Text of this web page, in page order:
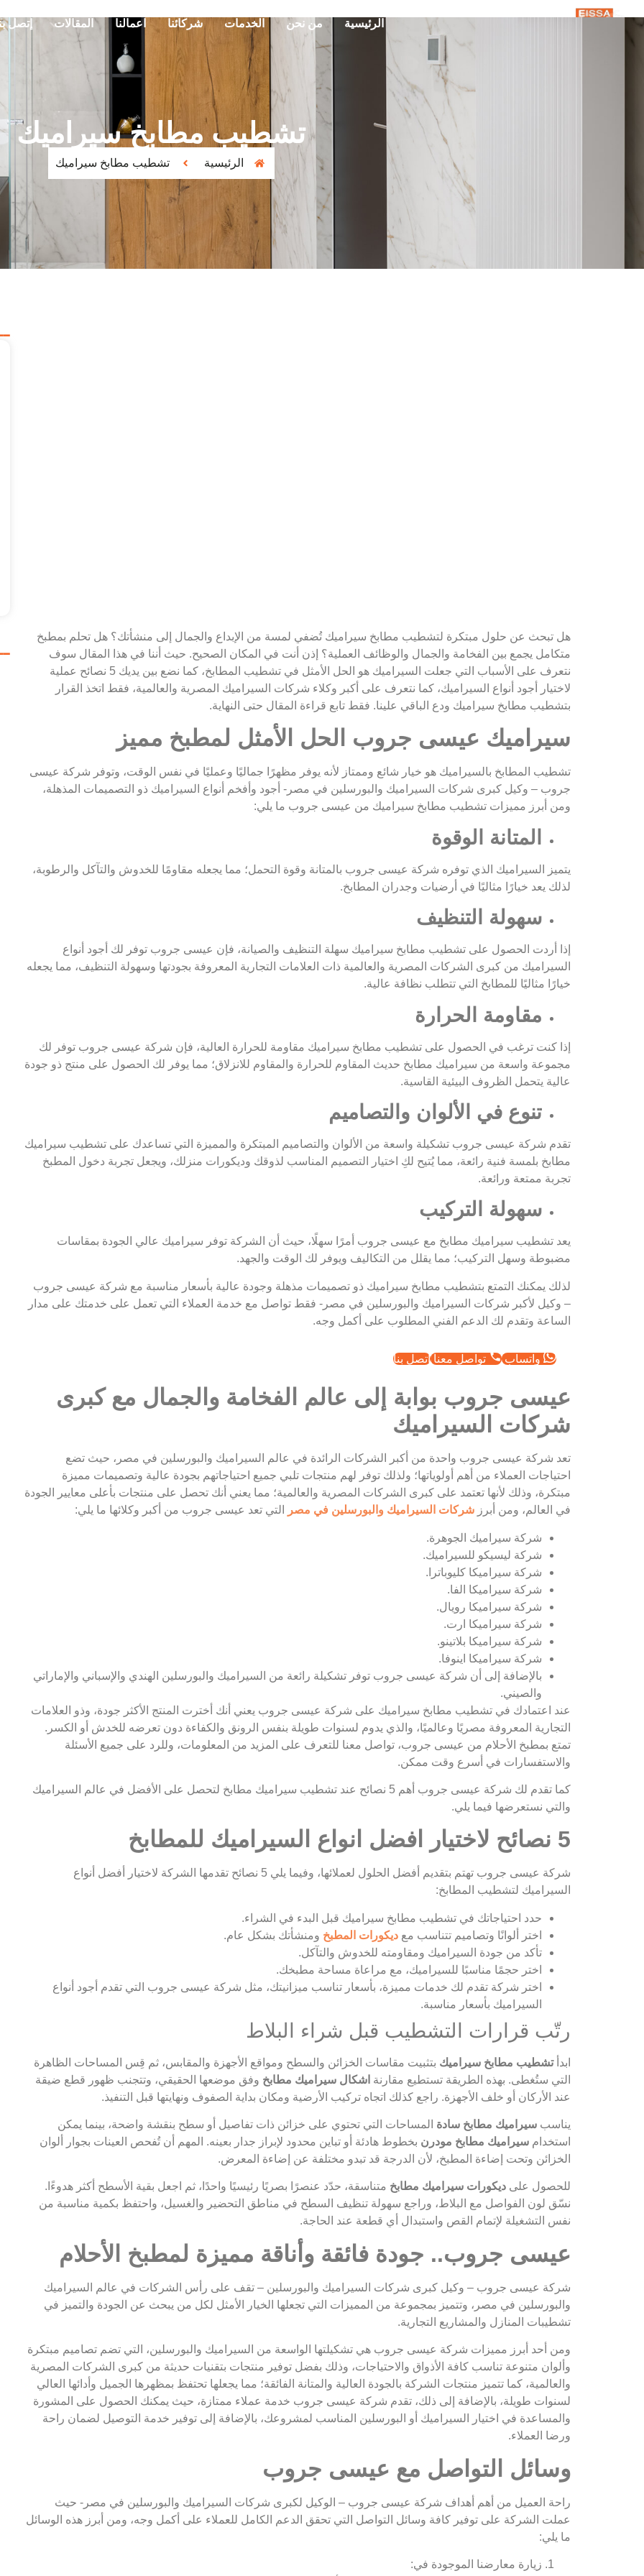
الرئيسية من نحن الخدمات شركائنا اعمالنا المقالات إتصل
تشطيب مطابخ سيراميك
الرئيسية تشطيب مطابخ سيراميك
هل تبحث عن حلول مبتكرة لتشطيب مطابخ سيراميك تُضفي لمسة من الإبداع والجمال إلى منشأتك؟ هل تحلم بمطبخ
متكامل يجمع بين الفخامة والجمال والوظائف العملية؟ إذن أنت في المكان الصحيح. حيث أننا في هذا المقال سوف
نتعرف على الأسباب التي جعلت السيراميك هو الحل الأمثل في تشطيب المطابخ، كما نضع بين يديك 5 نصائح عملية
لاختيار أجود أنواع السيراميك، كما نتعرف على أكبر وكلاء شركات السيراميك المصرية والعالمية، فقط اتخذ القرار
بتشطيب مطابخ سيراميك ودع الباقي علينا. فقط تابع قراءة المقال حتى النهاية.
سيراميك عيسى جروب الحل الأمثل لمطبخ مميز
تشطيب المطابخ بالسيراميك هو خيار شائع وممتاز لأنه يوفر مظهرًا جماليًا وعمليًا في نفس الوقت، وتوفر شركة عيسى
جروب – وكيل كبرى شركات السيراميك والبورسلين في مصر- أجود وأفخم أنواع السيراميك ذو التصميمات المذهلة،
ومن أبرز مميزات تشطيب مطابخ سيراميك من عيسى جروب ما يلي:
المتانة الوقوة
يتميز السيراميك الذي توفره شركة عيسى جروب بالمتانة وقوة التحمل؛ مما يجعله مقاومًا للخدوش والتآكل والرطوبة،
لذلك يعد خيارًا مثاليًا في أرضيات وجدران المطابخ.
سهولة التنظيف
إذا أردت الحصول على تشطيب مطابخ سيراميك سهلة التنظيف والصيانة، فإن عيسى جروب توفر لك أجود أنواع
السيراميك من كبرى الشركات المصرية والعالمية ذات العلامات التجارية المعروفة بجودتها وسهولة التنظيف، مما يجعله
خيارًا مثاليًا للمطابخ التي تتطلب نظافة عالية.
مقاومة الحرارة
إذا كنت ترغب في الحصول على تشطيب مطابخ سيراميك مقاومة للحرارة العالية، فإن شركة عيسى جروب توفر لك
مجموعة واسعة من سيراميك مطابخ حديث المقاوم للحرارة والمقاوم للانزلاق؛ مما يوفر لك الحصول على منتج ذو جودة
عالية يتحمل الظروف البيئية القاسية.
تنوع في الألوان والتصاميم
تقدم شركة عيسى جروب تشكيلة واسعة من الألوان والتصاميم المبتكرة والمميزة التي تساعدك على تشطيب سيراميك
مطابخ بلمسة فنية رائعة، مما يُتيح لكِ اختيار التصميم المناسب لذوقك وديكورات منزلك، ويجعل تجربة دخول المطبخ
تجربة ممتعة ورائعة.
سهولة التركيب
يعد تشطيب سيراميك مطابخ مع عيسى جروب أمرًا سهلًا، حيث أن الشركة توفر سيراميك عالي الجودة بمقاسات
مضبوطة وسهل التركيب؛ مما يقلل من التكاليف ويوفر لك الوقت والجهد.
لذلك يمكنك التمتع بتشطيب مطابخ سيراميك ذو تصميمات مذهلة وجودة عالية بأسعار مناسبة مع شركة عيسى جروب
– وكيل لأكبر شركات السيراميك والبورسلين في مصر- فقط تواصل مع خدمة العملاء التي تعمل على خدمتك على مدار
الساعة وتقدم لك الدعم الفني المطلوب على أكمل وجه.
واتساب تواصل معنا اتصل بنا
عيسى جروب بوابة إلى عالم الفخامة والجمال مع كبرى
شركات السيراميك
تعد شركة عيسى جروب واحدة من أكبر الشركات الرائدة في عالم السيراميك والبورسلين في مصر، حيث تضع
احتياجات العملاء من أهم أولوياتها؛ ولذلك توفر لهم منتجات تلبي جميع احتياجاتهم بجودة عالية وتصميمات مميزة
مبتكرة، وذلك لأنها تعتمد على كبرى الشركات المصرية والعالمية؛ مما يعني أنك تحصل على منتجات بأعلى معايير الجودة
في العالم، ومن أبرز شركات السيراميك والبورسلين في مصر التي تعد عيسى جروب من أكبر وكلائها ما يلي:
شركة سيراميك الجوهرة.
شركة ليسيكو للسيراميك.
شركة سيراميكا كليوباترا.
شركة سيراميكا الفا.
شركة سيراميكا رويال.
شركة سيراميكا ارت.
شركة سيراميكا بلاتينو.
شركة سيراميكا اينوفا.
بالإضافة إلى أن شركة عيسى جروب توفر تشكيلة رائعة من السيراميك والبورسلين الهندي والإسباني والإماراتي
والصيني.
عند اعتمادك في تشطيب مطابخ سيراميك على شركة عيسى جروب يعني أنك أخترت المنتج الأكثر جودة، وذو العلامات
التجارية المعروفة مصريًا وعالميًا، والذي يدوم لسنوات طويلة بنفس الرونق والكفاءة دون تعرضه للخدش أو الكسر.
تمتع بمطبخ الأحلام من عيسى جروب، تواصل معنا للتعرف على المزيد من المعلومات، وللرد على جميع الأسئلة
والاستفسارات في أسرع وقت ممكن.
كما تقدم لك شركة عيسى جروب أهم 5 نصائح عند تشطيب سيراميك مطابخ لتحصل على الأفضل في عالم السيراميك
والتي نستعرضها فيما يلي.
5 نصائح لاختيار افضل انواع السيراميك للمطابخ
شركة عيسى جروب تهتم بتقديم أفضل الحلول لعملائها، وفيما يلي 5 نصائح تقدمها الشركة لاختيار أفضل أنواع
السيراميك لتشطيب المطابخ:
حدد احتياجاتك في تشطيب مطابخ سيراميك قبل البدء في الشراء.
اختر ألوانًا وتصاميم تتناسب مع ديكورات المطبخ ومنشأتك بشكل عام.
تأكد من جودة السيراميك ومقاومته للخدوش والتآكل.
اختر حجمًا مناسبًا للسيراميك، مع مراعاة مساحة مطبخك.
اختر شركة تقدم لك خدمات مميزة، بأسعار تناسب ميزانيتك، مثل شركة عيسى جروب التي تقدم أجود أنواع
السيراميك بأسعار مناسبة.
رتّب قرارات التشطيب قبل شراء البلاط
ابدأتشطيب مطابخ سيراميك بتثبيت مقاسات الخزائن والسطح ومواقع الأجهزة والمقابس، ثم قِس المساحات الظاهرة
التي ستُغطى. بهذه الطريقة تستطيع مقارنة اشكال سيراميك مطابخ وفق موضعها الحقيقي، وتتجنب ظهور قطع ضيقة
عند الأركان أو خلف الأجهزة. راجع كذلك اتجاه تركيب الأرضية ومكان بداية الصفوف ونهايتها قبل التنفيذ.
يناسب سيراميك مطابخ سادة المساحات التي تحتوي على خزائن ذات تفاصيل أو سطح بنقشة واضحة، بينما يمكن
استخدام سيراميك مطابخ مودرن بخطوط هادئة أو تباين محدود لإبراز جدار بعينه. المهم أن تُفحص العينات بجوار ألوان
الخزائن وتحت إضاءة المطبخ، لأن الدرجة قد تبدو مختلفة عن إضاءة المعرض.
للحصول على ديكورات سيراميك مطابخ متناسقة، حدّد عنصرًا بصريًا رئيسيًا واحدًا، ثم اجعل بقية الأسطح أكثر هدوءًا.
نسّق لون الفواصل مع البلاط، وراجع سهولة تنظيف السطح في مناطق التحضير والغسيل، واحتفظ بكمية مناسبة من
نفس التشغيلة لإتمام القص واستبدال أي قطعة عند الحاجة.
عيسى جروب.. جودة فائقة وأناقة مميزة لمطبخ الأحلام
شركة عيسى جروب – وكيل كبرى شركات السيراميك والبورسلين – تقف على رأس الشركات في عالم السيراميك
والبورسلين في مصر، وتتميز بمجموعة من المميزات التي تجعلها الخيار الأمثل لكل من يبحث عن الجودة والتميز في
تشطيبات المنازل والمشاريع التجارية.
ومن أحد أبرز مميزات شركة عيسى جروب هي تشكيلتها الواسعة من السيراميك والبورسلين، التي تضم تصاميم مبتكرة
وألوان متنوعة تناسب كافة الأذواق والاحتياجات، وذلك بفضل توفير منتجات بتقنيات حديثة من كبرى الشركات المصرية
والعالمية، كما تتميز منتجات الشركة بالجودة العالية والمتانة الفائقة؛ مما يجعلها تحتفظ بمظهرها الجميل وأدائها العالي
لسنوات طويلة، بالإضافة إلى ذلك، تقدم شركة عيسى جروب خدمة عملاء ممتازة، حيث يمكنك الحصول على المشورة
والمساعدة في اختيار السيراميك أو البورسلين المناسب لمشروعك، بالإضافة إلى توفير خدمة التوصيل لضمان راحة
ورضا العملاء.
وسائل التواصل مع عيسى جروب
راحة العميل من أهم أهداف شركة عيسى جروب – الوكيل لكبرى شركات السيراميك والبورسلين في مصر- حيث
عملت الشركة على توفير كافة وسائل التواصل التي تحقق الدعم الكامل للعملاء على أكمل وجه، ومن أبرز هذه الوسائل
ما يلي:
زيارة معارضنا الموجودة في: